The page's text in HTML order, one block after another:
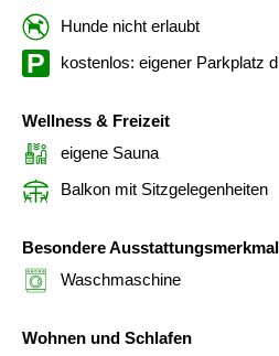
Hunde nicht erlaubt
kostenlos: eigener Parkplatz
Wellness & Freizeit
eigene Sauna
Balkon mit Sitzgelegenheiten
Besondere
Waschmaschine
Wohnen und Schlafen